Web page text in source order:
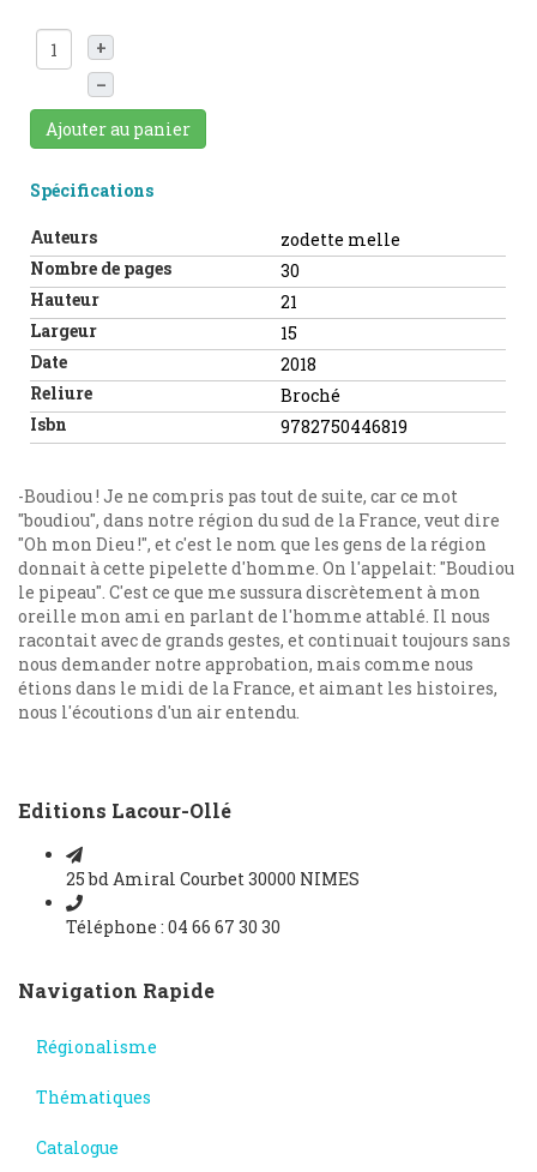
+
–
Ajouter au panier
Spécifications
Auteurs
zodette melle
Nombre de pages
30
Hauteur
21
Largeur
15
Date
2018
Reliure
Broché
Isbn
9782750446819
-Boudiou ! Je ne compris pas tout de suite, car ce mot
"boudiou", dans notre région du sud de la France, veut dire
"Oh mon Dieu !", et c'est le nom que les gens de la région
donnait à cette pipelette d'homme. On l'appelait: "Boudiou
le pipeau". C'est ce que me sussura discrètement à mon
oreille mon ami en parlant de l'homme attablé. Il nous
racontait avec de grands gestes, et continuait toujours sans
nous demander notre approbation, mais comme nous
étions dans le midi de la France, et aimant les histoires,
nous l'écoutions d'un air entendu.
Editions Lacour-Ollé
25 bd Amiral Courbet 30000 NIMES
Téléphone : 04 66 67 30 30
Navigation Rapide
Régionalisme
Thématiques
Catalogue